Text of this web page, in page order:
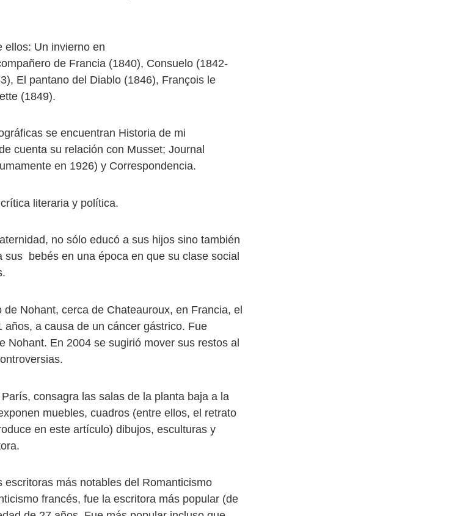
ellos: Un invierno en
de Francia (1840), Consuelo (1842-
El pantano del Diablo (1846), François le
(1849).
se encuentran Historia de mi
cuenta su relación con Musset; Journal
en 1926) y Correspondencia.​
literaria y política.
no sólo educó a sus hijos sino también
bebés en una época en que su clase social
Nohant, cerca de Chateauroux, en Francia, el
a causa de un cáncer gástrico. Fue
Nohant. En 2004 se sugirió mover sus restos al
consagra las salas de la planta baja a la
muebles, cuadros (entre ellos, el retrato
en este artículo) dibujos, esculturas y
más notables del Romanticismo
francés, fue la escritora más popular (de